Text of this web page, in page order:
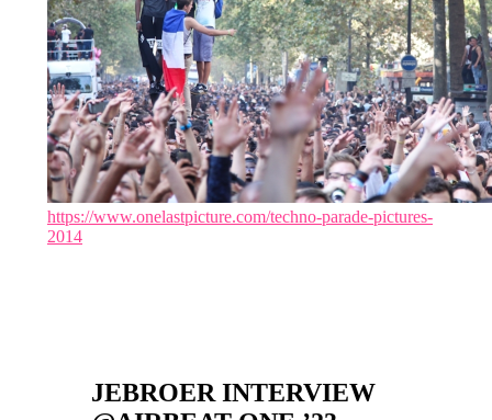
https://www.onelastpicture.com/techno-parade-pictures-
2014
JEBROER INTERVIEW